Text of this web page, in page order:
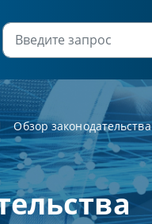
Обзор законодательства